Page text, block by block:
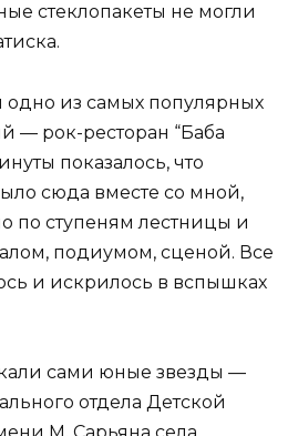
стеклопакеты не могли
из самых популярных
— рок-ресторан “Баба
показалось, что
сюда вместе со мной,
по ступеням лестницы и
подиумом, сценой. Все
и искрилось в вспышках
сами юные звезды —
отдела Детской